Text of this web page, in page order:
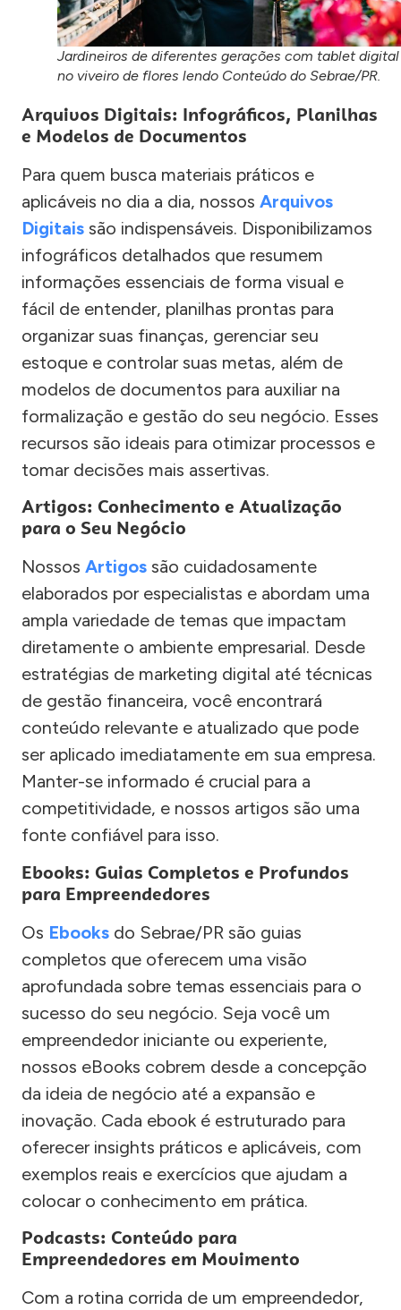
Jardineiros de diferentes gerações com tablet digital
no viveiro de flores lendo Conteúdo do Sebrae/PR.
Arquivos Digitais: Infográficos, Planilhas
e Modelos de Documentos
Para quem busca materiais práticos e
aplicáveis no dia a dia, nossos Arquivos
Digitais são indispensáveis. Disponibilizamos
infográficos detalhados que resumem
informações essenciais de forma visual e
fácil de entender, planilhas prontas para
organizar suas finanças, gerenciar seu
estoque e controlar suas metas, além de
modelos de documentos para auxiliar na
formalização e gestão do seu negócio. Esses
recursos são ideais para otimizar processos e
tomar decisões mais assertivas.
Artigos: Conhecimento e Atualização
para o Seu Negócio
Nossos Artigos são cuidadosamente
elaborados por especialistas e abordam uma
ampla variedade de temas que impactam
diretamente o ambiente empresarial. Desde
estratégias de marketing digital até técnicas
de gestão financeira, você encontrará
conteúdo relevante e atualizado que pode
ser aplicado imediatamente em sua empresa.
Manter-se informado é crucial para a
competitividade, e nossos artigos são uma
fonte confiável para isso.
Ebooks: Guias Completos e Profundos
para Empreendedores
Os Ebooks do Sebrae/PR são guias
completos que oferecem uma visão
aprofundada sobre temas essenciais para o
sucesso do seu negócio. Seja você um
empreendedor iniciante ou experiente,
nossos eBooks cobrem desde a concepção
da ideia de negócio até a expansão e
inovação. Cada ebook é estruturado para
oferecer insights práticos e aplicáveis, com
exemplos reais e exercícios que ajudam a
colocar o conhecimento em prática.
Podcasts: Conteúdo para
Empreendedores em Movimento
Com a rotina corrida de um empreendedor,